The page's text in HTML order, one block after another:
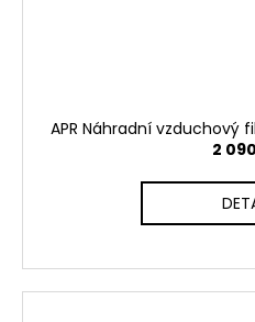
APR Náhradní vzduchový
2